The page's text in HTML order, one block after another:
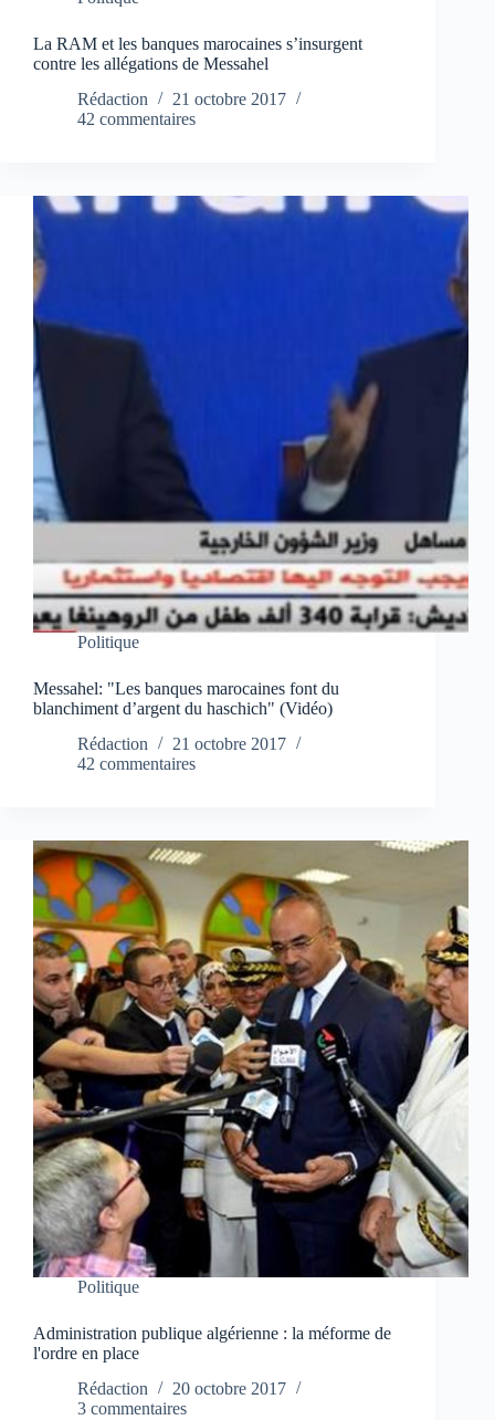
La RAM et les banques marocaines s’insurgent
contre les allégations de Messahel
Rédaction
21 octobre 2017
42 commentaires
Politique
Messahel: "Les banques marocaines font du
blanchiment d’argent du haschich" (Vidéo)
Rédaction
21 octobre 2017
42 commentaires
Politique
Administration publique algérienne : la méforme de
l'ordre en place
Rédaction
20 octobre 2017
3 commentaires